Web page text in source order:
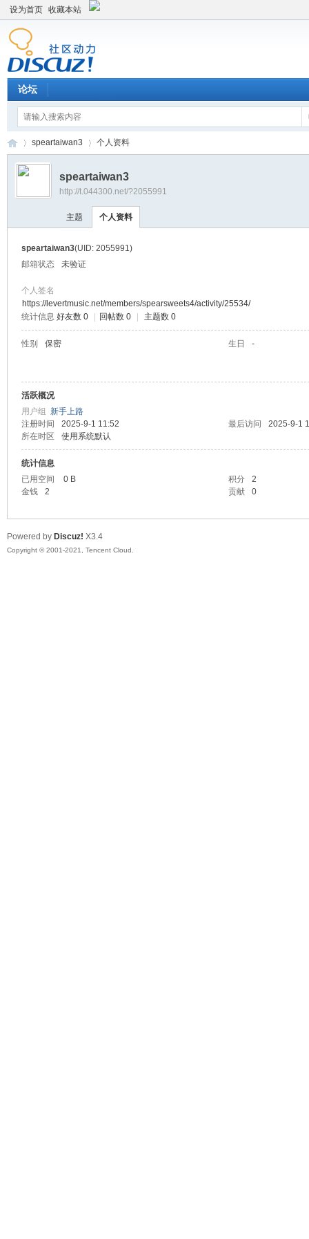
设为首页 收藏本站
论坛
›
speartaiwan3 个人资料
speartaiwan3
http://t.044300.net/?2055991
主题 个人资料
speartaiwan3(UID: 2055991)
邮箱状态
未验证
个人签名
https://levertmusic.net/members/spearsweets4/activity/25534/
统计信息 好友数 0 回帖数 0 主题数 0
性别 保密 生日 -
活跃概况
用户组 新手上路
注册时间
2025-9-1 11:52 最后访问
2025-9-1
所在时区
使用系统默认
统计信息
已用空间
0 B 积分
2
金钱
2 贡献 0
Powered by Discuz! X3.4
Copyright © 2001-2021, Tencent Cloud.